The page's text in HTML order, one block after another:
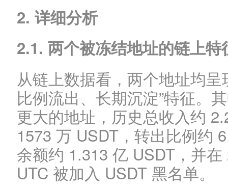
2. 详细分析
2.1. 两个被冻结地址的链上特
从链上数据看，两个地址均
比例流出、长期沉淀”特征。
更大的地址，历史总收入约
1573 万 USDT，转出比例约
余额约 1.313 亿 USDT，并
UTC 被加入 USDT 黑名单。